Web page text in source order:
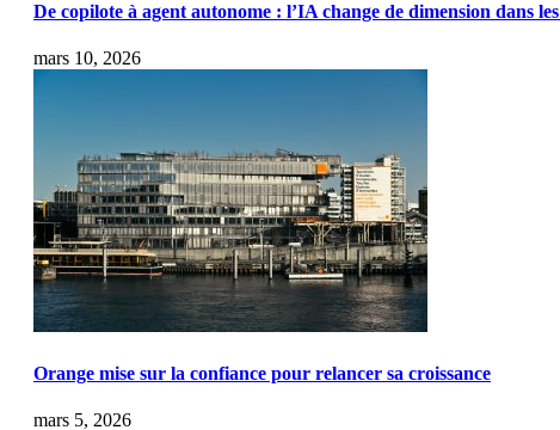
De copilote à agent autonome : l’IA change de dimension dans
mars 10, 2026
Orange mise sur la confiance pour relancer sa croissance
mars 5, 2026